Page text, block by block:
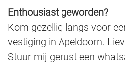
Enthousiast geworden?
Kom gezellig langs voor
vestiging in Apeldoorn.
Stuur mij gerust een